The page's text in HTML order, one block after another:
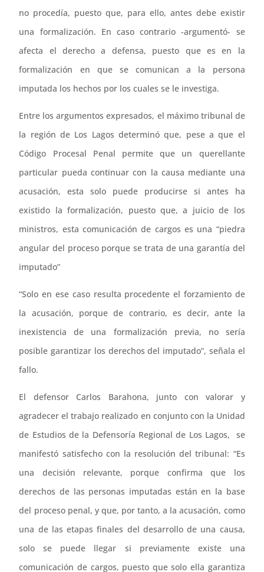
no procedía, puesto que, para ello, antes debe existir
una formalización. En caso contrario -argumentó- se
afecta el derecho a defensa, puesto que es en la
formalización en que se comunican a la persona
imputada los hechos por los cuales se le investiga.
Entre los argumentos expresados, el máximo tribunal de
la región de Los Lagos determinó que, pese a que el
Código Procesal Penal permite que un querellante
particular pueda continuar con la causa mediante una
acusación, esta solo puede producirse si antes ha
existido la formalización, puesto que, a juicio de los
ministros, esta comunicación de cargos es una “piedra
angular del proceso porque se trata de una garantía del
imputado”
“Solo en ese caso resulta procedente el forzamiento de
la acusación, porque de contrario, es decir, ante la
inexistencia de una formalización previa, no sería
posible garantizar los derechos del imputado”, señala el
fallo.
El defensor Carlos Barahona, junto con valorar y
agradecer el trabajo realizado en conjunto con la Unidad
de Estudios de la Defensoría Regional de Los Lagos, se
manifestó satisfecho con la resolución del tribunal: “Es
una decisión relevante, porque confirma que los
derechos de las personas imputadas están en la base
del proceso penal, y que, por tanto, a la acusación, como
una de las etapas finales del desarrollo de una causa,
solo se puede llegar si previamente existe una
comunicación de cargos, puesto que solo ella garantiza